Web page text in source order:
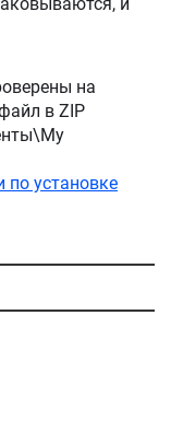
на
в ZIP
по установке